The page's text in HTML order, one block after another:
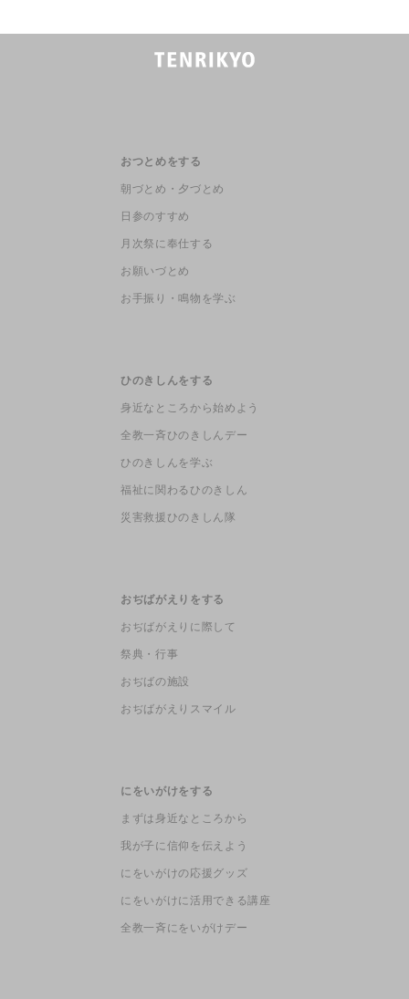
おつとめをする
朝づとめ・夕づとめ
日参のすすめ
月次祭に奉仕する
お願いづとめ
お手振り・鳴物を学ぶ
ひのきしんをする
身近なところから始めよう
全教一斉ひのきしんデー
ひのきしんを学ぶ
福祉に関わるひのきしん
災害救援ひのきしん隊
おぢばがえりをする
おぢばがえりに際して
祭典・行事
おぢばの施設
おぢばがえりスマイル
にをいがけをする
まずは身近なところから
我が子に信仰を伝えよう
にをいがけの応援グッズ
にをいがけに活用できる講座
全教一斉にをいがけデー